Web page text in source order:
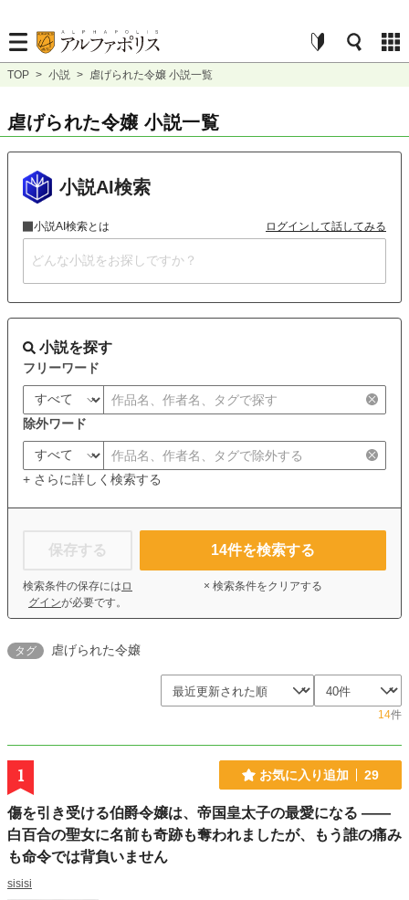
TOP > 小説 > 虐げられた令嬢 小説一覧
虐げられた令嬢 小説一覧
小説AI検索
小説AI検索とは ログインして話してみる
小説を探す
フリーワード
除外ワード
+ さらに詳しく検索する
保存する
検索条件の保存には ロ
グインが必要です。
14件を検索する
× 検索条件をクリアする
タグ 虐げられた令嬢
14件
1 お気に入り追加 29
傷を引き受ける伯爵令嬢は、帝国皇太子の最愛になる ――
白百合の聖女に名前も奇跡も奪われましたが、もう誰の痛み
も命令では背負いません
sisisi